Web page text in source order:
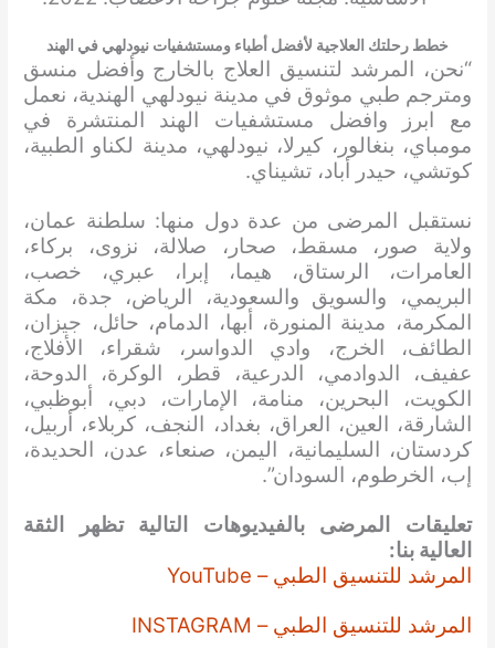
خطط رحلتك العلاجية لأفضل أطباء ومستشفيات نيودلهي في الهند
“نحن، المرشد لتنسيق العلاج بالخارج وأفضل منسق
ومترجم طبي موثوق في مدينة نيودلهي الهندية، نعمل
مع ابرز وافضل مستشفيات الهند المنتشرة في
مومباي، بنغالور، كيرلا، نيودلهي، مدينة لكناو الطبية،
كوتشي، حيدر أباد، تشيناي.
نستقبل المرضى من عدة دول منها: سلطنة عمان،
ولاية صور، مسقط، صحار، صلالة، نزوى، بركاء،
العامرات، الرستاق، هيما، إبرا، عبري، خصب،
البريمي، والسويق والسعودية، الرياض، جدة، مكة
المكرمة، مدينة المنورة، أبها، الدمام، حائل، جيزان،
الطائف، الخرج، وادي الدواسر، شقراء، الأفلاج،
عفيف، الدوادمي، الدرعية، قطر، الوكرة، الدوحة،
الكويت، البحرين، منامة، الإمارات، دبي، أبوظبي،
الشارقة، العين، العراق، بغداد، النجف، كربلاء، أربيل،
كردستان، السليمانية، اليمن، صنعاء، عدن، الحديدة،
إب، الخرطوم، السودان”.
تعليقات المرضى بالفيديوهات التالية تظهر الثقة
العالية بنا:
المرشد للتنسيق الطبي – YouTube
المرشد للتنسيق الطبي – INSTAGRAM